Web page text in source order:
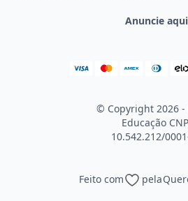
Anuncie aqui
© Copyright 2026 -
Educação
10.542.212/
Feito com pela